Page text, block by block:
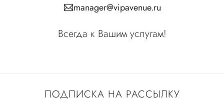
ПОДПИСКА НА РАССЫЛКУ
manager@vipavenue.ru
Всегда к Вашим услугам!